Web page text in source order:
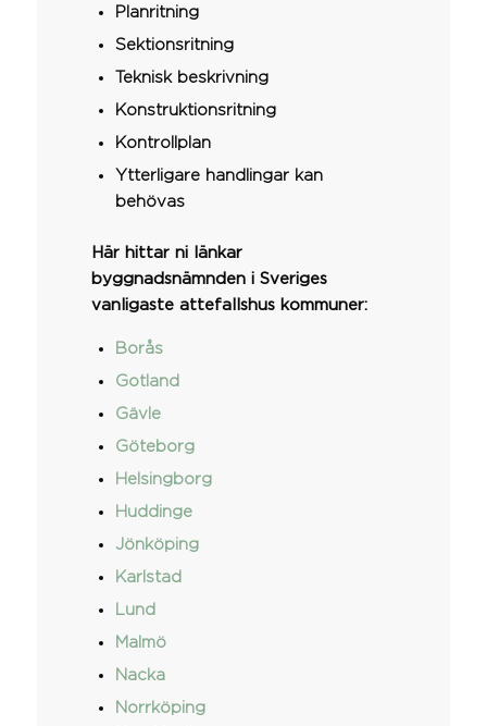
Planritning
Sektionsritning
Teknisk beskrivning
Konstruktionsritning
Kontrollplan
Ytterligare handlingar kan
behövas
Här hittar ni länkar
byggnadsnämnden i Sveriges
vanligaste attefallshus kommuner:
Borås
Gotland
Gävle
Göteborg
Helsingborg
Huddinge
Jönköping
Karlstad
Lund
Malmö
Nacka
Norrköping